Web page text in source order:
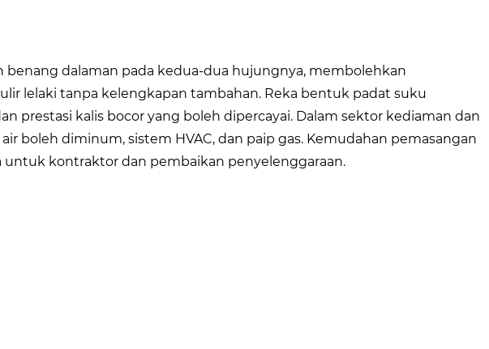
dalaman pada kedua-dua hujungnya, membolehkan
lelaki tanpa kelengkapan tambahan. Reka bentuk padat suku
prestasi kalis bocor yang boleh dipercayai. Dalam sektor kediaman dan
boleh diminum, sistem HVAC, dan paip gas. Kemudahan pemasangan
kontraktor dan pembaikan penyelenggaraan.